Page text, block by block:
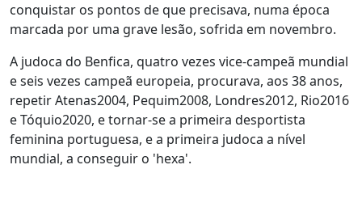
conquistar os pontos de que precisava, numa época
marcada por uma grave lesão, sofrida em novembro.
A judoca do Benfica, quatro vezes vice-campeã mundial
e seis vezes campeã europeia, procurava, aos 38 anos,
repetir Atenas2004, Pequim2008, Londres2012, Rio2016
e Tóquio2020, e tornar-se a primeira desportista
feminina portuguesa, e a primeira judoca a nível
mundial, a conseguir o 'hexa'.